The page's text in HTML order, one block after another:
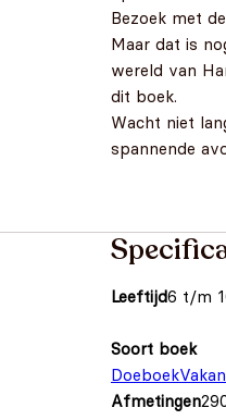
Bezoek met
Maar dat is
wereld van
dit boek.
Wacht niet
spannende
Leeftijd6 t/m
Soort boek
Doeboek
Afmetingen